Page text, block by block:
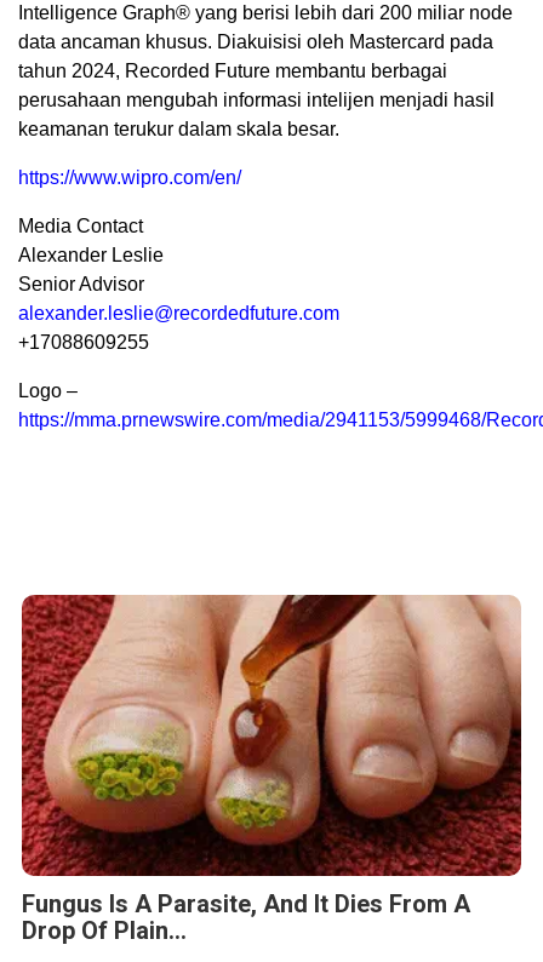
Intelligence Graph® yang berisi lebih dari 200 miliar node
data ancaman khusus. Diakuisisi oleh Mastercard pada
tahun 2024, Recorded Future membantu berbagai
perusahaan mengubah informasi intelijen menjadi hasil
keamanan terukur dalam skala besar.
https://www.wipro.com/en/
Media Contact
Alexander Leslie
Senior Advisor
alexander.leslie@recordedfuture.com
+17088609255
Logo –
https://mma.prnewswire.com/media/2941153/5999468/
Fungus Is A Parasite, And It Dies From A
Drop Of Plain...